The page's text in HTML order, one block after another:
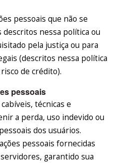
pessoais que não se
nessa política ou
pela justiça ou para
(descritos nessa política
de crédito).
pessoais
técnicas e
a perda, uso indevido ou
dos usuários.
pessoais fornecidas
garantido sua